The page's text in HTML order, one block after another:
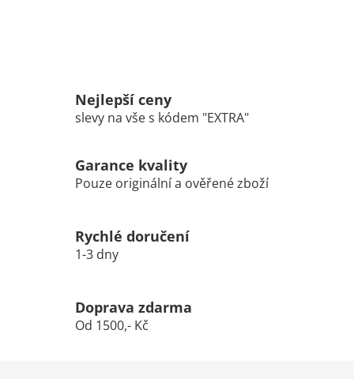
Nejlepší ceny
slevy na vše s kódem "EXTRA"
Garance kvality
Pouze originální a ověřené zboží
Rychlé doručení
1-3 dny
Doprava zdarma
Od 1500,- Kč